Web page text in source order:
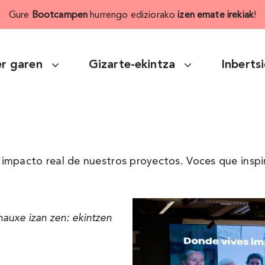
Gure Bootcampen hurrengo ediziorakoizen emate irekiak!
garen Gizarte-ekintza
real de nuestros proyectos. Voces que
izan zen: ekintzen